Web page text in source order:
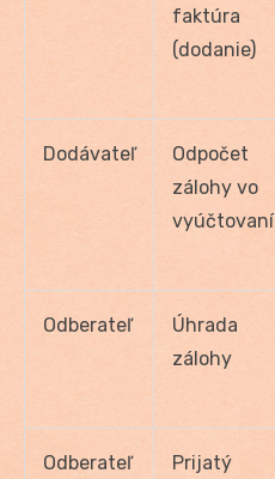
faktúra
(dodanie)
Dodávateľ
Odpočet
zálohy vo
vyúčtovaní
Odberateľ
Úhrada
zálohy
Odberateľ
Prijatý